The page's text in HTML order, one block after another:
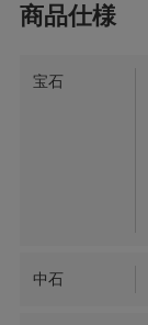
宝石
中石